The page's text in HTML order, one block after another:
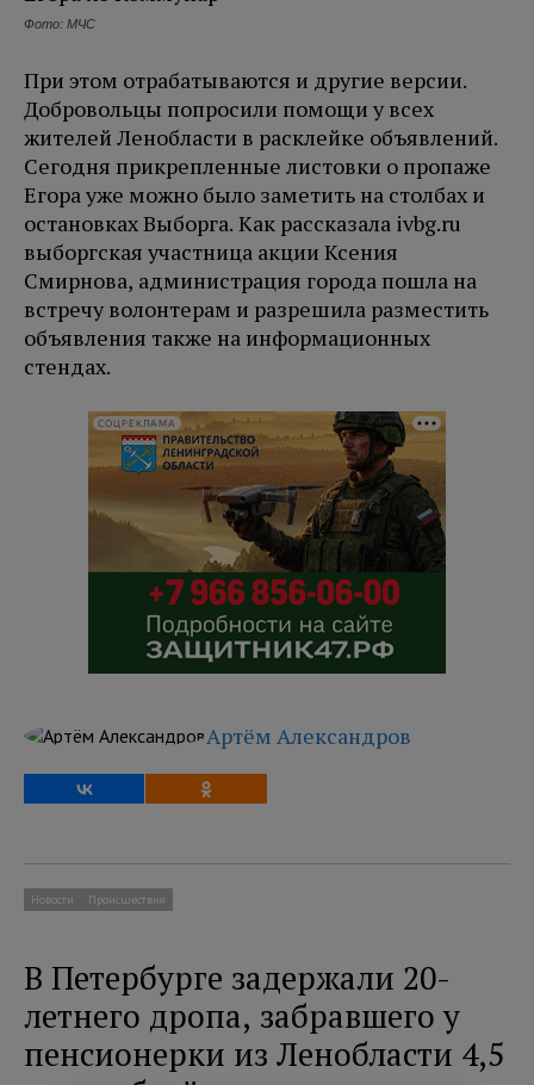
Фото: МЧС
При этом отрабатываются и другие версии.
Добровольцы попросили помощи у всех
жителей Ленобласти в расклейке объявлений.
Сегодня прикрепленные листовки о пропаже
Егора уже можно было заметить на столбах и
остановках Выборга. Как рассказала ivbg.ru
выборгская участница акции Ксения
Смирнова, администрация города пошла на
встречу волонтерам и разрешила разместить
объявления также на информационных
стендах.
СОЦРЕКЛАМА
Артём Александров
Новости Происшествия
В Петербурге задержали 20-
летнего дропа, забравшего у
пенсионерки из Ленобласти 4,5